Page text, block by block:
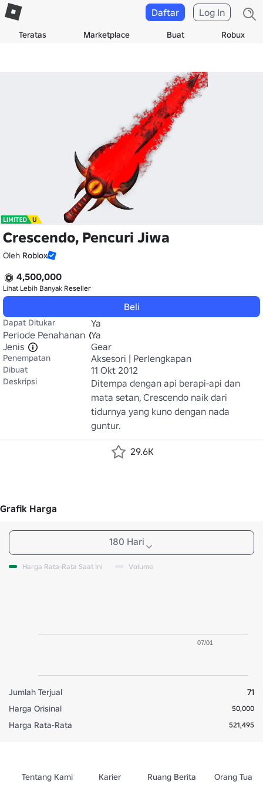
Teratas Marketplace Buat Robux
Daftar Log In
Crescendo, Pencuri Jiwa
Oleh Roblox
4,500,000
Lihat Lebih Banyak Reseller
Beli
Dapat Ditukar
Ya
Periode Penahanan Ya
Jenis
Gear
Penempatan Aksesori | Perlengkapan
Dibuat 11 Okt 2012
Deskripsi
Ditempa dengan api berapi-api dan
mata setan, Crescendo naik dari
tidurnya yang kuno dengan nada
guntur.
29.6K
Grafik Harga
180 Hari
Harga Rata-Rata Saat Ini Volume
07/01
Jumlah Terjual
71
Harga Orisinal
50,000
Harga Rata-Rata 521,495
Tentang Kami Karier Ruang Berita
Orang Tua